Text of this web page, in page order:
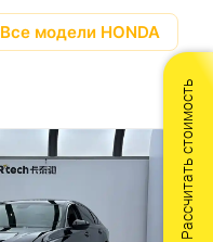
Все модели HONDA
Рассчитать стоимость